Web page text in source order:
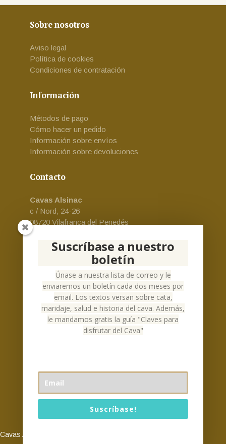
Sobre nosotros
Aviso legal
Política de cookies
Condiciones de contratación
Información
Métodos de pago
Cómo hacer un pedido
Información sobre envíos
Información sobre devoluciones
Contacto
Cavas Alsinac
c / Nord, 24-26
08720 Vilafranca del Penedés
Email:
Teléfono:+34 930 24 73 69
Español
Social Networks
Cavas Alsinac © 2026
Suscríbase a nuestro
boletín
Únase a nuestra lista de correo y le
enviaremos un boletín cada dos meses por
email. Los textos versan sobre cata,
maridaje, salud e historia del cava. Además,
le mandamos gratis la guía "Claves para
disfrutar del Cava"
Suscríbase!